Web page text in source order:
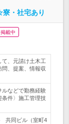
・社宅あり
載中
て、元請け土木工
、提案、情報収
ルなどで勤務経験
条件〉施工管理技
共同ビル（室町4